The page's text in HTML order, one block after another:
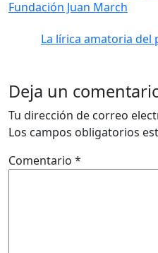
Fundación Juan March
La lírica amatoria
Deja un
Tu dirección de correo
Los campos obligatorios
Comentario *